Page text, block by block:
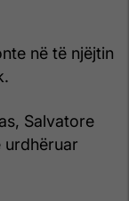
në të njëjtin
Salvatore
urdhëruar